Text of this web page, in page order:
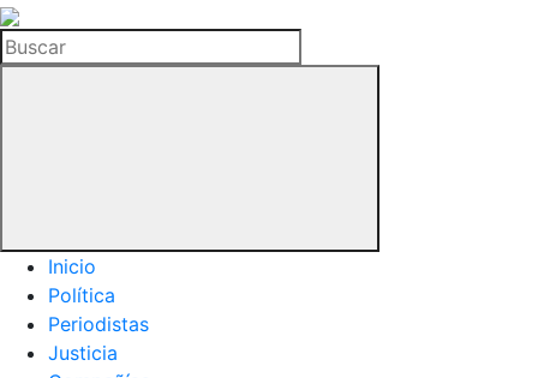
La
Hemeroteca
del
Buscar
Inicio
Política
Periodistas
Justicia